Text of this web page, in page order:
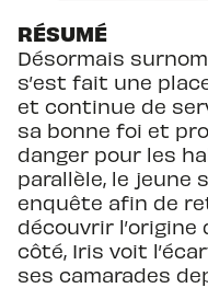
RÉSUMÉ
Désormais
s’est fait une
et continue de
sa bonne foi et
danger pour les
parallèle, le jeune
enquête afin de
découvrir l’origine
côté, Iris voit
ses camarades